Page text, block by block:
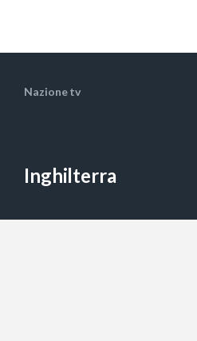
Nazione tv
Inghilterra